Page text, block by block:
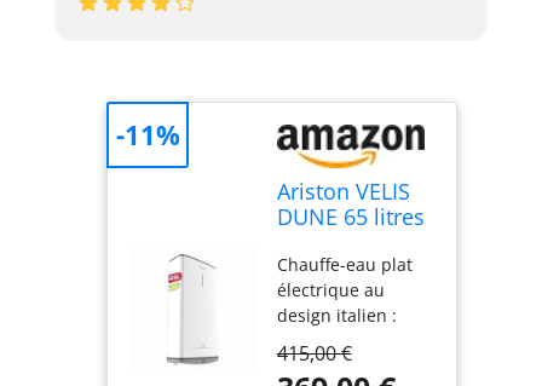
Ariston VELIS
DUNE 65 litres
électrique
Ultra-Plat - 13%
d’Economies
d’Energie -
Conçu et
Chauffe-eau plat
électrique au
design italien :
seulement 27 cm
415,00 €
-11%